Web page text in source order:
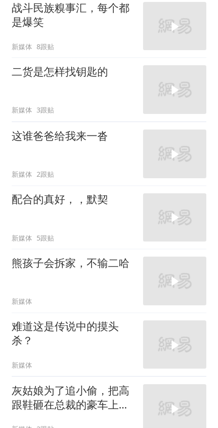
战斗民族糗事汇，每个都
是爆笑
新媒体 8跟贴
二货是怎样找钥匙的
新媒体 3跟贴
这谁爸爸给我来一沓
新媒体 2跟贴
配合的真好，，默契
新媒体 5跟贴
熊孩子会拆家，不输二哈
新媒体
难道这是传说中的摸头
杀？
新媒体
灰姑娘为了追小偷，把高
跟鞋砸在总裁的豪车上，